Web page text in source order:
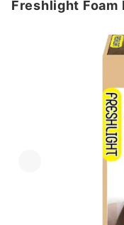
Freshlight Foam